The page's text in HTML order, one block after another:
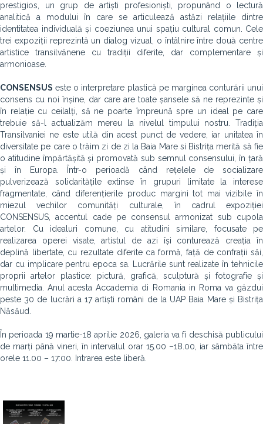
prestigios, un grup de artiști profesioniști, propunând o lectură
analitică a modului în care se articulează astăzi relațiile dintre
identitatea individuală și coeziunea unui spațiu cultural comun. Cele
trei expoziții reprezintă un dialog vizual, o întâlnire între două centre
artistice transilvănene cu tradiții diferite, dar complementare și
armonioase.
CONSENSUS este o interpretare plastică pe marginea conturării unui
consens cu noi înșine, dar care are toate șansele să ne reprezinte și
în relație cu ceilalți, să ne poarte împreună spre un ideal pe care
trebuie să-l actualizăm mereu la nivelul timpului nostru. Tradiția
Transilvaniei ne este utilă din acest punct de vedere, iar unitatea în
diversitate pe care o trăim zi de zi la Baia Mare si Bistrița merită să fie
o atitudine împărtășită și promovată sub semnul consensului, în țară
și în Europa. Într-o perioadă când rețelele de socializare
pulverizează solidaritățile extinse în grupuri limitate la interese
fragmentate, când diferențierile produc margini tot mai vizibile în
miezul vechilor comunități culturale, în cadrul expoziției
CONSENSUS, accentul cade pe consensul armonizat sub cupola
artelor. Cu idealuri comune, cu atitudini similare, focusate pe
realizarea operei visate, artistul de azi își conturează creația în
deplină libertate, cu rezultate diferite ca formă, față de confrații săi,
dar cu implicare pentru epoca sa. Lucrările sunt realizate în tehnicile
proprii artelor plastice: pictură, grafică, sculptură și fotografie și
multimedia. Anul acesta Accademia di Romania in Roma va găzdui
peste 30 de lucrări a 17 artiști români de la UAP Baia Mare și Bistrița
Năsăud.
În perioada 19 martie-18 aprilie 2026, galeria va fi deschisă publicului
de marți până vineri, în intervalul orar 15.00 –18.00, iar sâmbăta între
orele 11.00 – 17:00. Intrarea este liberă.